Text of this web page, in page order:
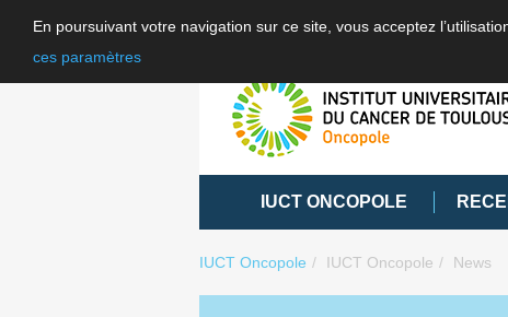
En poursuivant votre navigation sur ce site, vous acceptez
ces paramètres
IUCT ONCOPOLE
IUCT Oncopole IUCT Oncopole News